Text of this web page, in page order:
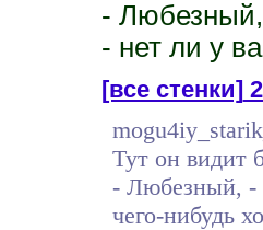
-
- нет ли у
[все стенки]
Тут он видит
- Любезный, -
чего-нибудь